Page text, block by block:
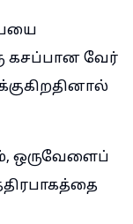
கசப்பான வேர்
ஒருவேளைப்